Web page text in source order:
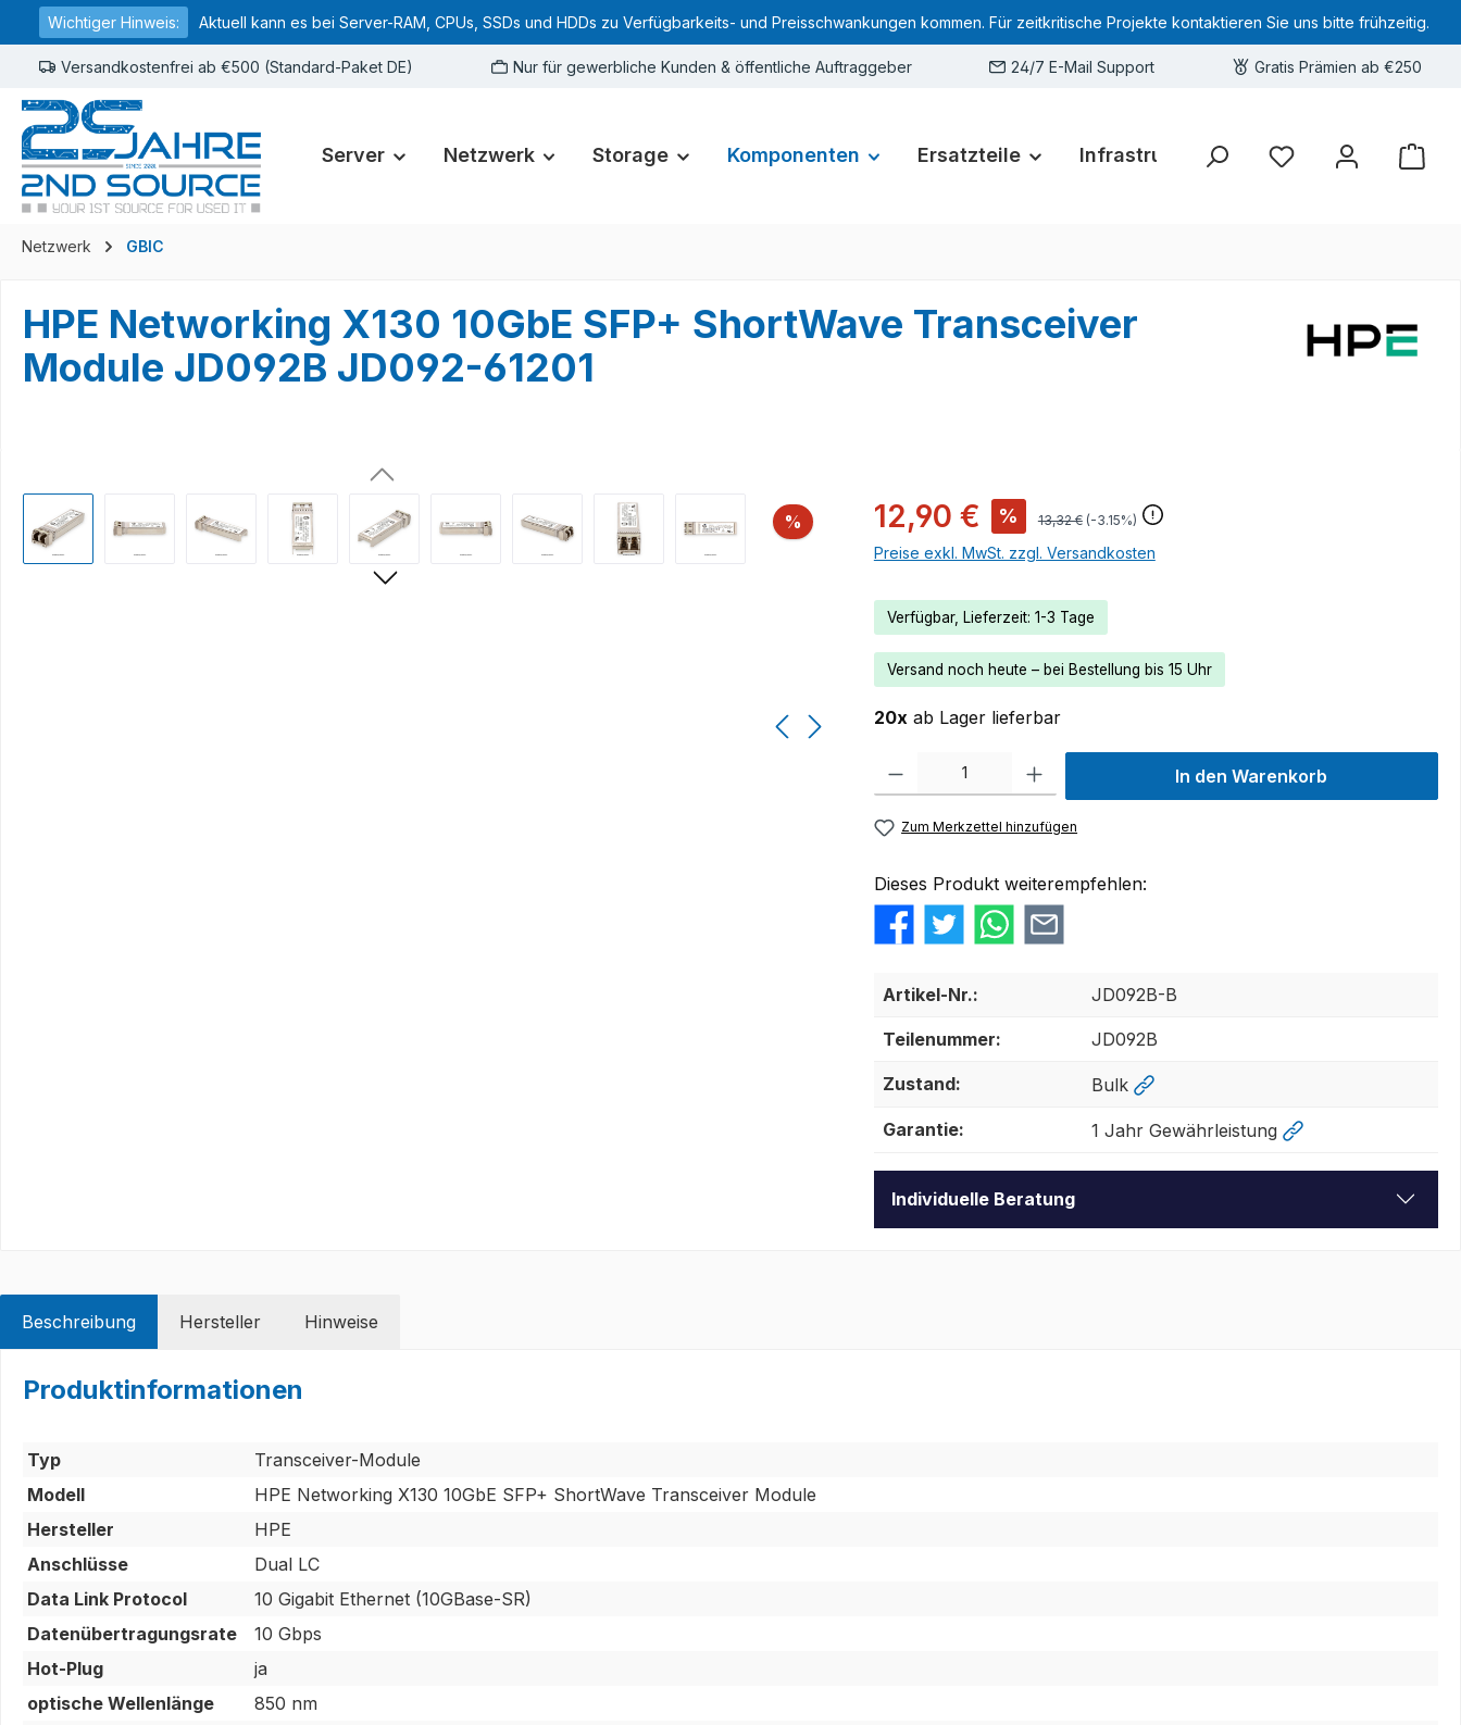
Zur Hauptnavigation springen
Wichtiger Hinweis: Aktuell kann es bei Server-RAM, CPUs, SSDs und HDDs zu Verfügbarkeits- und Preisschwankungen kommen. Für zeitkritische Projekte kontaktieren Sie uns bitte frühzeitig.
Versandkostenfrei ab €500 (Standard-Paket DE) Nur für gewerbliche Kunden & öffentliche Auftraggeber 24/7 E-Mail Support Gratis Prämien ab €250
Server Netzwerk Storage Komponenten Ersatzteile Infrastruktur Hardware-Deals
Sie haben 0 Produkte
Netzwerk GBIC
HPE Networking X130 10GbE SFP+ ShortWave Transceiver
Module JD092B JD092-61201
Bildergalerie überspringen
% Rabatt 12,90 € % 13,32 € (-3.15%)
Preise exkl. MwSt. zzgl. Versandkosten
Verfügbar, Lieferzeit: 1-3 Tage
Versand noch heute – bei Bestellung bis 15 Uhr
20x ab Lager lieferbar
Produkt Anzahl: Gib den gewünschten Wert ein oder benutze die Schaltflächen um die
In den Warenkorb
Zum Merkzettel hinzufügen
Dieses Produkt weiterempfehlen:
Artikel-Nr.: JD092B-B
Teilenummer: JD092B
Zustand: Bulk
Garantie: 1 Jahr Gewährleistung
Individuelle Beratung
Beschreibung Hersteller Hinweise
Produktinformationen
Typ
Transceiver-Module
Modell
HPE Networking X130 10GbE SFP+ ShortWave Transceiver Module
Hersteller
HPE
Anschlüsse
Dual LC
Data Link Protocol
10 Gigabit Ethernet (10GBase-SR)
Datenübertragungsrate
10 Gbps
Hot-Plug
ja
optische Wellenlänge
850 nm